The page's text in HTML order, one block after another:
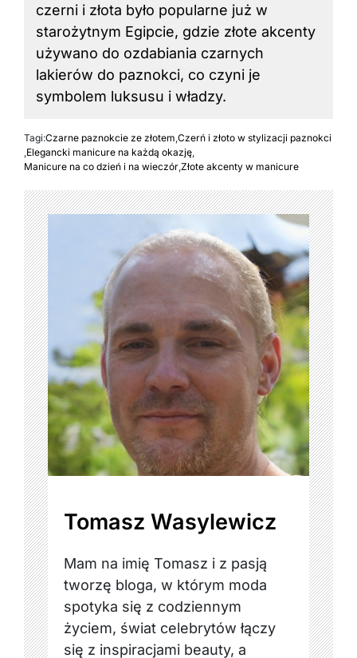
czerni i złota było popularne już w
starożytnym Egipcie, gdzie złote akcenty
używano do ozdabiania czarnych
lakierów do paznokci, co czyni je
symbolem luksusu i władzy.
Tagi:Czarne paznokcie ze złotem Czerń i złoto w stylizacji paznokci
Elegancki manicure na każdą okazję
Manicure na co dzień i na wieczór Złote akcenty w manicure
Tomasz Wasylewicz
Mam na imię Tomasz i z pasją
tworzę bloga, w którym moda
spotyka się z codziennym
życiem, świat celebrytów łączy
się z inspiracjami beauty, a